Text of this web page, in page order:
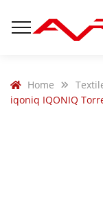
Home
iqoniq IQONIQ